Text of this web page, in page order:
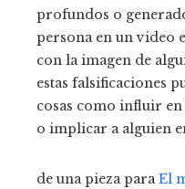
profundos o
persona en un video
con la imagen de
estas falsificaciones
cosas como influir
o implicar a alguien
de una pieza paraEl